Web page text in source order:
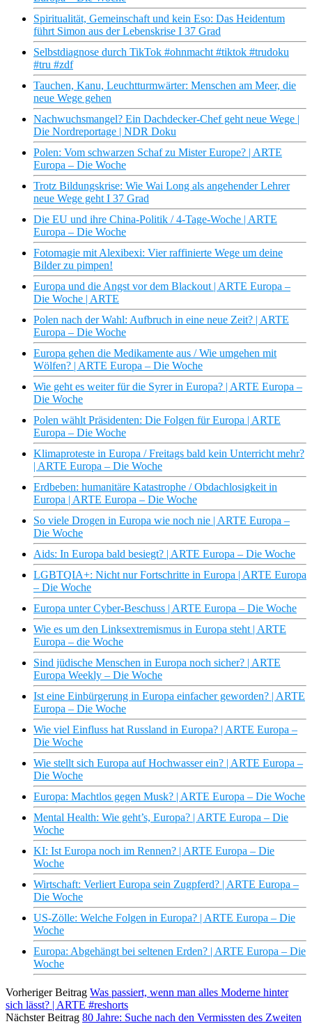
Spiritualität, Gemeinschaft und kein Eso: Das Heidentum
führt Simon aus der Lebenskrise I 37 Grad
Selbstdiagnose durch TikTok #ohnmacht #tiktok #trudoku
#tru #zdf
Tauchen, Kanu, Leuchtturmwärter: Menschen am Meer, die
neue Wege gehen
Nachwuchsmangel? Ein Dachdecker-Chef geht neue Wege |
Die Nordreportage | NDR Doku
Polen: Vom schwarzen Schaf zu Mister Europe? | ARTE
Europa – Die Woche
Trotz Bildungskrise: Wie Wai Long als angehender Lehrer
neue Wege geht I 37 Grad
Die EU und ihre China-Politik / 4-Tage-Woche | ARTE
Europa – Die Woche
Fotomagie mit Alexibexi: Vier raffinierte Wege um deine
Bilder zu pimpen!
Europa und die Angst vor dem Blackout | ARTE Europa –
Die Woche | ARTE
Polen nach der Wahl: Aufbruch in eine neue Zeit? | ARTE
Europa – Die Woche
Europa gehen die Medikamente aus / Wie umgehen mit
Wölfen? | ARTE Europa – Die Woche
Wie geht es weiter für die Syrer in Europa? | ARTE Europa –
Die Woche
Polen wählt Präsidenten: Die Folgen für Europa | ARTE
Europa – Die Woche
Klimaproteste in Europa / Freitags bald kein Unterricht mehr?
| ARTE Europa – Die Woche
Erdbeben: humanitäre Katastrophe / Obdachlosigkeit in
Europa | ARTE Europa – Die Woche
So viele Drogen in Europa wie noch nie | ARTE Europa –
Die Woche
Aids: In Europa bald besiegt? | ARTE Europa – Die Woche
LGBTQIA+: Nicht nur Fortschritte in Europa | ARTE Europa
– Die Woche
Europa unter Cyber-Beschuss | ARTE Europa – Die Woche
Wie es um den Linksextremismus in Europa steht | ARTE
Europa – die Woche
Sind jüdische Menschen in Europa noch sicher? | ARTE
Europa Weekly – Die Woche
Ist eine Einbürgerung in Europa einfacher geworden? | ARTE
Europa – Die Woche
Wie viel Einfluss hat Russland in Europa? | ARTE Europa –
Die Woche
Wie stellt sich Europa auf Hochwasser ein? | ARTE Europa –
Die Woche
Europa: Machtlos gegen Musk? | ARTE Europa – Die Woche
Mental Health: Wie geht’s, Europa? | ARTE Europa – Die
Woche
KI: Ist Europa noch im Rennen? | ARTE Europa – Die
Woche
Wirtschaft: Verliert Europa sein Zugpferd? | ARTE Europa –
Die Woche
US-Zölle: Welche Folgen in Europa? | ARTE Europa – Die
Woche
Europa: Abgehängt bei seltenen Erden? | ARTE Europa – Die
Woche
Vorheriger Beitrag Was passiert, wenn man alles Moderne hinter
sich lässt? | ARTE #reshorts
Nächster Beitrag 80 Jahre: Suche nach den Vermissten des Zweiten